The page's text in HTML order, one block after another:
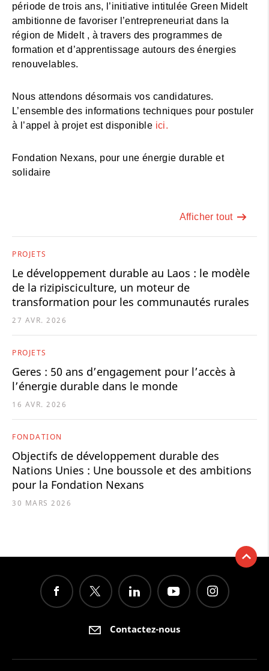
période de trois ans, l’initiative intitulée Green Midelt
ambitionne de favoriser l’entrepreneuriat dans la
région de Midelt , à travers des programmes de
formation et d’apprentissage autours des énergies
renouvelables.
Nous attendons désormais vos candidatures.
L’ensemble des informations techniques pour postuler
à l’appel à projet est disponible ici.
Fondation Nexans, pour une énergie durable et
solidaire
Afficher tout
PROJETS
Le développement durable au Laos : le modèle
de la rizipisciculture, un moteur de
transformation pour les communautés rurales
27 AVR. 2026
PROJETS
Geres : 50 ans d’engagement pour l’accès à
l’énergie durable dans le monde
16 AVR. 2026
FONDATION
Objectifs de développement durable des
Nations Unies : Une boussole et des ambitions
pour la Fondation Nexans
30 MARS 2026
Contactez-nous